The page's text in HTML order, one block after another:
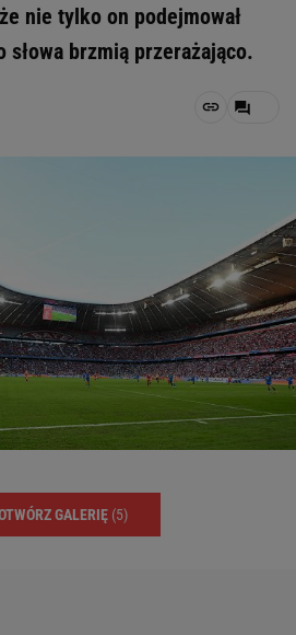
nie tylko on podejmował
słowa brzmią przerażająco.
GALERIĘ (5)